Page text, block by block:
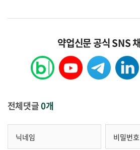
약업신문 공식 SNS
전체댓글0개